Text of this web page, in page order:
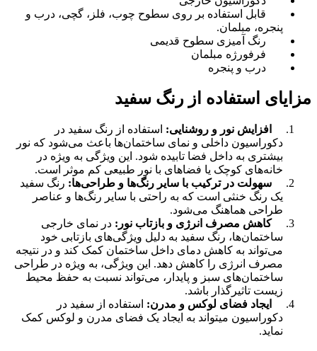
قابل استفاده بر روی سطوح چوب، فلز، گچی، درب و
پنجره، مبلمان.
رنگ آمیزی سطوح قدیمی
فرفورژه مبلمان
درب و پنجره
مزایای استفاده از رنگ سفید
افزایش نور و روشنایی: استفاده از رنگ سفید در
دکوراسیون داخلی و نمای ساختمان‌ها باعث می‌شود که نور
بیشتری به داخل فضا تابیده شود. این ویژگی به ویژه در
خانه‌های کوچک یا فضاهای با نور طبیعی کم موثر است.
سهولت در ترکیب با سایر رنگ‌ها و طراحی‌ها: رنگ سفید
یک رنگ خنثی است که به راحتی با سایر رنگ‌ها و عناصر
طراحی هماهنگ می‌شود.
کاهش مصرف انرژی و بازتاب نور: در نمای خارجی
ساختمان‌ها، رنگ سفید به دلیل ویژگی‌های بازتابی خود
می‌تواند به کاهش دمای داخل ساختمان کمک کند و در نتیجه
مصرف انرژی را کاهش دهد. این ویژگی، به ویژه در طراحی
ساختمان‌های سبز و پایدار، می‌تواند نسبت به حفظ محیط
زیست تاثیرگذار باشد.
ایجاد فضای لوکس و مدرن: استفاده از سفید در
دکوراسیون میتواند به ایجاد یک فضای مدرن و لوکس کمک
نماید.